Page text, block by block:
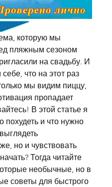
которую мы
пляжным сезоном
на свадьбу. И
что на этот раз
мы видим пиццу,
пропадает
В этой статье я
похудеть и что нужно
но и чувствовать
Тогда читайте
необычные, но в
советы для быстрого